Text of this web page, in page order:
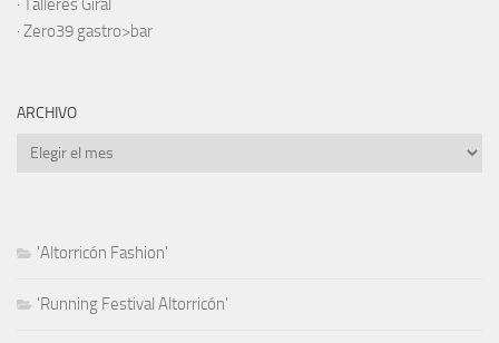
· Talleres Giral
· Zero39 gastro>bar
ARCHIVO
Archivo
'Altorricón Fashion'
'Running Festival Altorricón'